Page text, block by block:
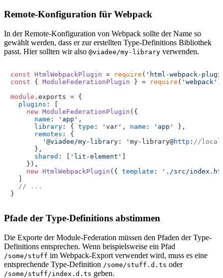
Remote-Konfiguration für Webpack
In der Remote-Konfiguration von Webpack sollte der Name so
gewählt werden, dass er zur erstellten Type-Definitions Bibliothek
passt. Hier sollten wir also @viadee/my-library verwenden.
const HtmlWebpackPlugin = require ( 'html-webpack-
const { ModuleFederationPlugin } = require ( 'webpack'
module . exports = {
plugins : [
new ModuleFederationPlugin ({
name : 'app' ,
library : { type : 'var' , name : 'app'
},
remotes : {
'@viadee/my-library: ' my-library@http : //
      },
shared : [ 'lit-element' ]
    }),
new HtmlWebpackPlugin ({ template :
'./src/
  ]
// ...
}
Pfade der Type-Definitions abstimmen
Die Exporte der Module-Federation müssen den Pfaden der Type-
Definitions entsprechen. Wenn beispielsweise ein Pfad
/some/stuff im Webpack-Export verwendet wird, muss es eine
entsprechende Type-Definition /some/stuff.d.ts oder
/some/stuff/index.d.ts geben.